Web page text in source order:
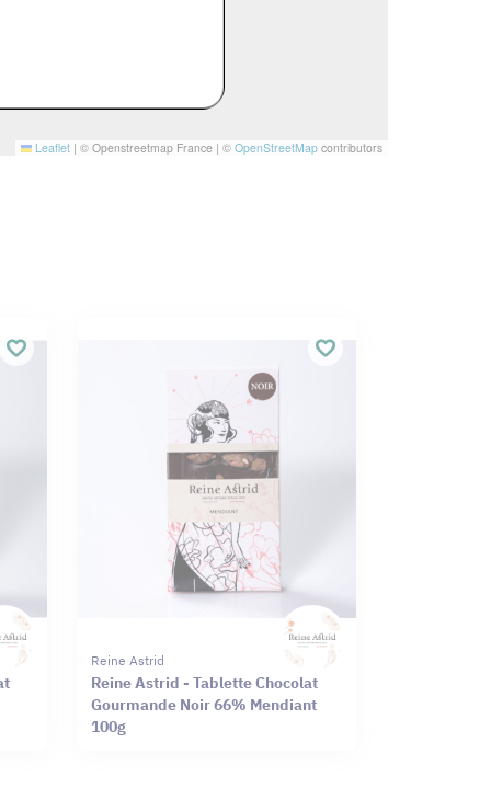
Leaflet | © Openstreetmap France | © OpenStreetMap contributors
Reine Astrid
Reine Astrid - Tablette Chocolat
Gourmande Noir 66% Mendiant
100g